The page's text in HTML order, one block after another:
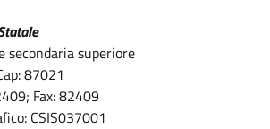
secondaria superiore
87021
Fax: 82409
CSIS037001